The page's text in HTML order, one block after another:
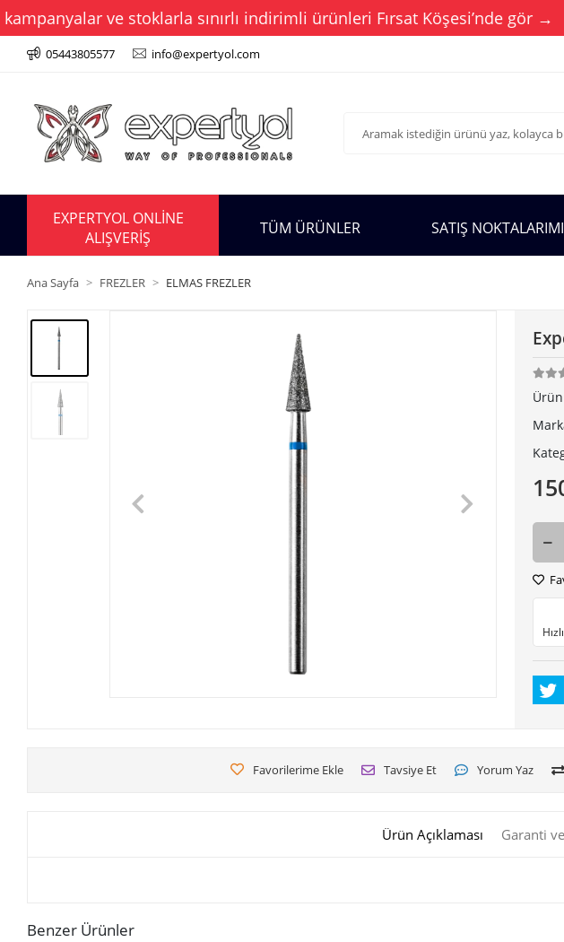
ve stoklarla sınırlı indirimli ürünleri Fırsat Köşesi’nde gör →
05443805577 info@expertyol.com
EXPERTYOL ONLİNE
ALIŞVERİŞ
TÜM ÜRÜNLER SATIŞ
Ana Sayfa FREZLER ELMAS FREZLER
Favorilerime Ekle Tavsiye Et Yorum Yaz
Ürün Açıklaması Garanti
Benzer Ürünler